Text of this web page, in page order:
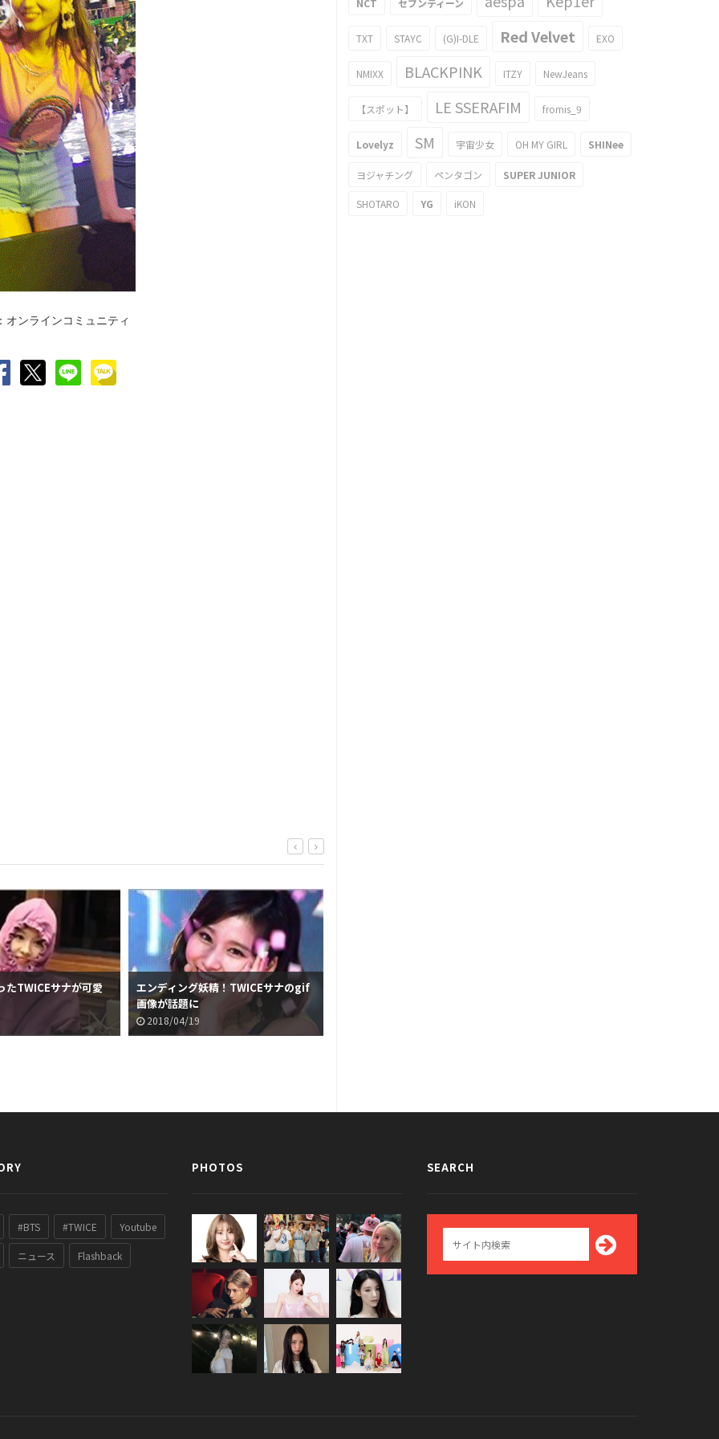
ンラインコミュニティ
たTWICEサナが可愛
エンディング妖精！TWICEサナのgif
画像が話題に
2018/04/19
NCT セブンティーン
TXT STAYC (G)I-DLE Red Velvet EXO
NMIXX BLACKPINK ITZY NewJeans
【スポット】 LE SSERAFIM fromis_9
Lovelyz SM 宇宙少女 OH MY GIRL SHINee
ヨジャチング ペンタゴン SUPER JUNIOR
SHOTARO YG iKON
#BTS #TWICE Youtube
ニュース Flashback
PHOTOS SEARCH